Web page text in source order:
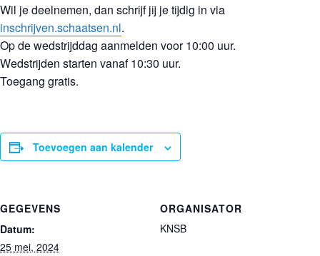
Wil je deelnemen, dan schrijf jij je tijdig in via
inschrijven.schaatsen.nl.
Op de wedstrijddag aanmelden voor 10:00 uur.
Wedstrijden starten vanaf 10:30 uur.
Toegang gratis.
Toevoegen aan kalender
GEGEVENS
Datum:
25 mei, 2024
ORGANISATOR
KNSB